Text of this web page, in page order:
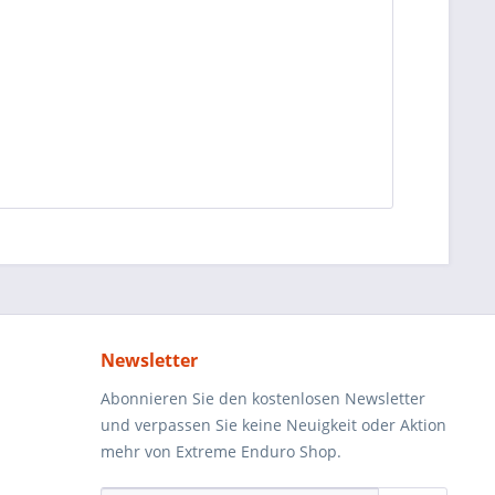
Newsletter
Abonnieren Sie den kostenlosen Newsletter
und verpassen Sie keine Neuigkeit oder Aktion
mehr von Extreme Enduro Shop.